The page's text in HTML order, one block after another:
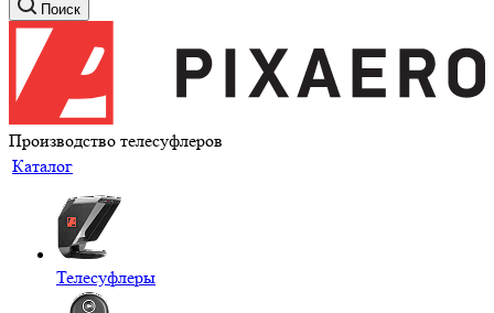
Поиск
Производство телесуфлеров
Каталог
Телесуфлеры